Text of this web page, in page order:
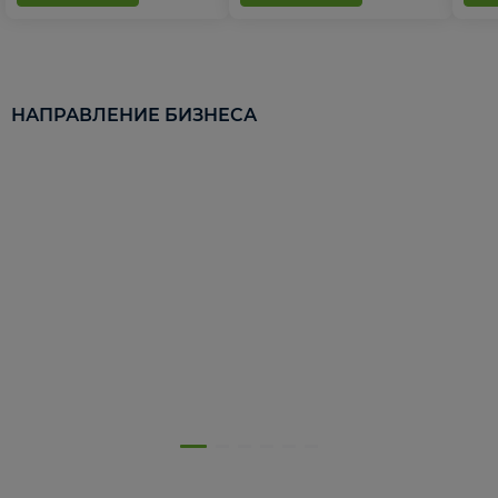
НАПРАВЛЕНИЕ БИЗНЕСА